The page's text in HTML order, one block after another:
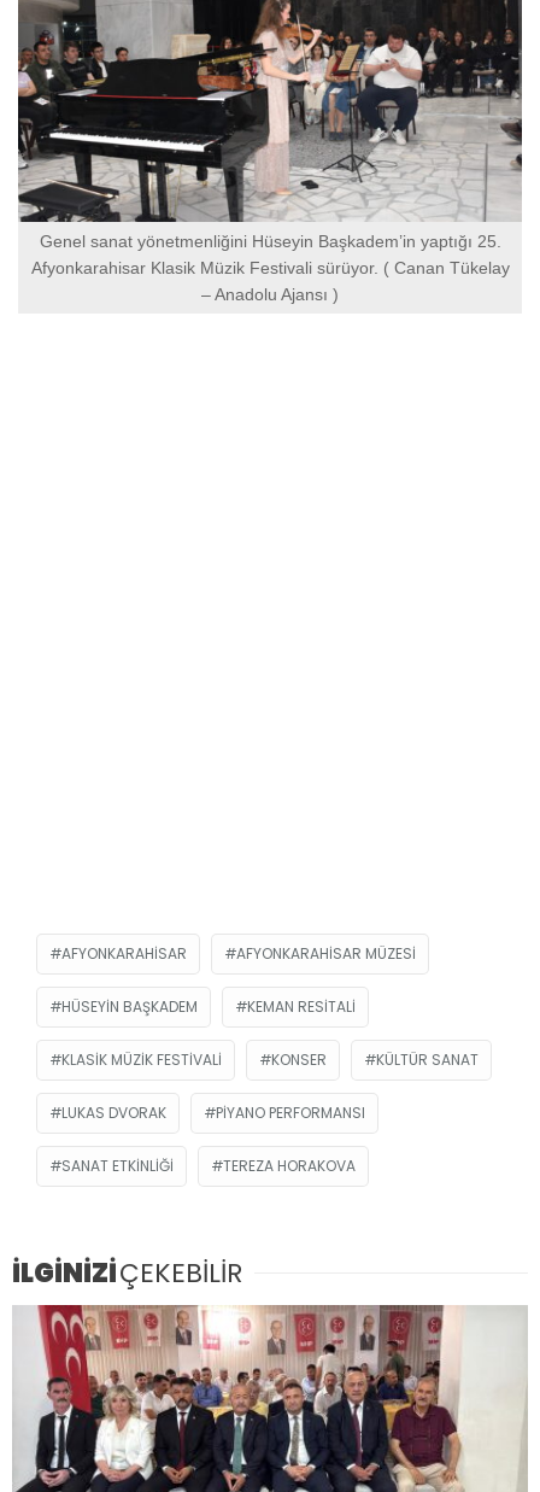
Genel sanat yönetmenliğini Hüseyin Başkadem’in yaptığı 25.
Afyonkarahisar Klasik Müzik Festivali sürüyor. ( Canan Tükelay
– Anadolu Ajansı )
AFYONKARAHISAR AFYONKARAHISAR MÜZESI
HÜSEYIN BAŞKADEM KEMAN RESITALI
KLASIK MÜZIK FESTIVALI KONSER KÜLTÜR SANAT
LUKAS DVORAK PIYANO PERFORMANSI
SANAT ETKINLIĞI TEREZA HORAKOVA
İLGİNİZİÇEKEBİLİR